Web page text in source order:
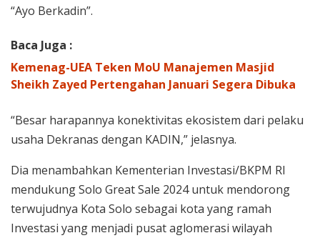
“Ayo Berkadin”.
Baca Juga :
Kemenag-UEA Teken MoU Manajemen Masjid
Sheikh Zayed Pertengahan Januari Segera Dibuka
“Besar harapannya konektivitas ekosistem dari pelaku
usaha Dekranas dengan KADIN,” jelasnya.
Dia menambahkan Kementerian Investasi/BKPM RI
mendukung Solo Great Sale 2024 untuk mendorong
terwujudnya Kota Solo sebagai kota yang ramah
Investasi yang menjadi pusat aglomerasi wilayah